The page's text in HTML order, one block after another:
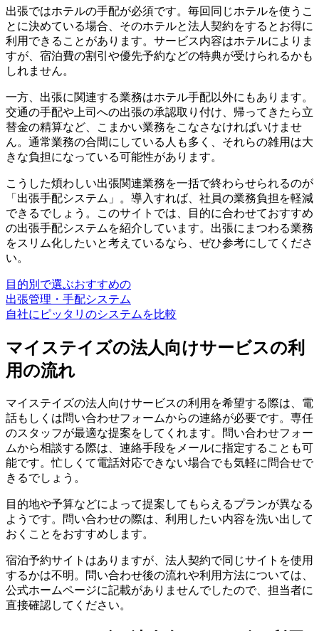
出張ではホテルの手配が必須です。毎回同じホテルを使うこ
とに決めている場合、そのホテルと法人契約をするとお得に
利用できることがあります。サービス内容はホテルによりま
すが、宿泊費の割引や優先予約などの特典が受けられるかも
しれません。
一方、出張に関連する業務はホテル手配以外にもあります。
交通の手配や上司への出張の承認取り付け、帰ってきたら立
替金の精算など、こまかい業務をこなさなければいけませ
ん。通常業務の合間にしている人も多く、それらの雑用は大
きな負担になっている可能性があります。
こうした煩わしい出張関連業務を一括で終わらせられるのが
「出張手配システム」。導入すれば、社員の業務負担を軽減
できるでしょう。このサイトでは、目的に合わせておすすめ
の出張手配システムを紹介しています。出張にまつわる業務
をスリム化したいと考えているなら、ぜひ参考にしてくださ
い。
目的別で選ぶおすすめの
出張管理・手配システム
自社にピッタリのシステムを比較
マイステイズの法人向けサービスの利
用の流れ
マイステイズの法人向けサービスの利用を希望する際は、電
話もしくは問い合わせフォームからの連絡が必要です。専任
のスタッフが最適な提案をしてくれます。問い合わせフォー
ムから相談する際は、連絡手段をメールに指定することも可
能です。忙しくて電話対応できない場合でも気軽に問合せで
きるでしょう。
目的地や予算などによって提案してもらえるプランが異なる
ようです。問い合わせの際は、利用したい内容を洗い出して
おくことをおすすめします。
宿泊予約サイトはありますが、法人契約で同じサイトを使用
するかは不明。問い合わせ後の流れや利用方法については、
公式ホームページに記載がありませんでしたので、担当者に
直接確認してください。